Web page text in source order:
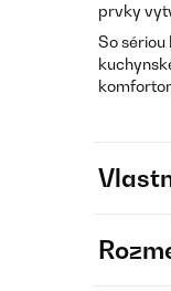
prvky
So sériou